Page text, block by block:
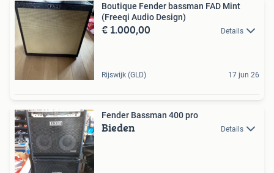
Boutique Fender bassman FAD Mint
(Freeqi Audio Design)
€ 1.000,00 Details
Rijswijk (GLD) 17 jun 26
Fender Bassman 400 pro
Bieden Details